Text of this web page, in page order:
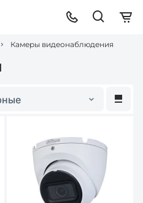
Камеры видеонаблюдения